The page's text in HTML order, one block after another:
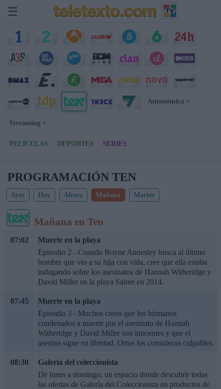
☰
Autonómica +
Streaming +
PELÍCULAS DEPORTES SERIES
PROGRAMACIÓN TEN
Ayer Hoy Ahora Mañana Martes
Mañana en Ten
07:02
Muerte en la playa
Episodio 2 - Cuando Boyne Annesley busca al último
hombre que vio a su hija con vida, cree que ella estaba
indagando sobre los asesinatos de Hannah Witheridge y
David Miller en la playa Sairee en 2014.
07:45
Muerte en la playa
Episodio 3 - Muchos creen que los birmanos
condenados a muerte por el asesinato de Hannah
Witheridge y David Miller son inocentes y que el
asesino sigue en libertad. Otros los consideran culpables.
08:30
Galería del coleccionista
De lunes a domingo, un espacio donde descubrir todas
las ofertas de Galería del Coleccionista en productos de